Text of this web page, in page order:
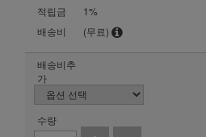
적립금
1%
배송비
(무료)
배송비추
가
수량